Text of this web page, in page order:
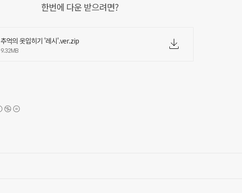
한번에 다운 받으려면?
추억의 옷입히기 '레시'.ver.zip
9.32MB